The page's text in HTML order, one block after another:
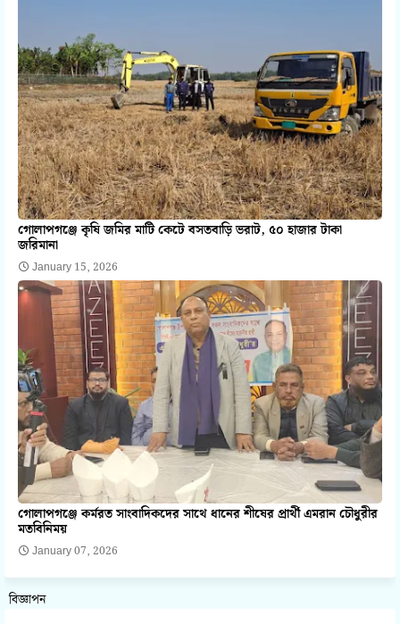
গোলাপগঞ্জে কৃষি জমির মাটি কেটে বসতবাড়ি ভরাট, ৫০ হাজার টাকা
জরিমানা
January 15, 2026
গোলাপগঞ্জে কর্মরত সাংবাদিকদের সাথে ধানের শীষের প্রার্থী এমরান চৌধুরীর
মতবিনিময়
January 07, 2026
বিজ্ঞাপন